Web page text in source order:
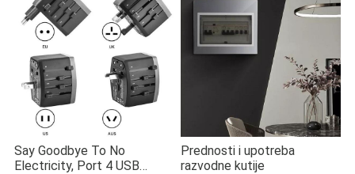
Say Goodbye To No
Electricity, Port 4 USB
Prednosti i upotreba
razvodne kutije